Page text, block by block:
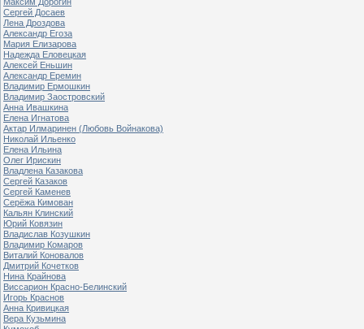
Сергей Досаев
Лена Дроздова
Александр Егоза
Мария Елизарова
Надежда Еловецкая
Алексей Еньшин
Александр Еремин
Владимир Ермошкин
Владимир Заостровский
Анна Ивашкина
Елена Игнатова
Актар Илмаринен (Любовь Войнакова)
Николай Ильенко
Елена Ильина
Олег Ирискин
Владлена Казакова
Сергей Казаков
Сергей Каменев
Серёжа Кимован
Кальян Клинский
Юрий Ковязин
Владислав Козушкин
Владимир Комаров
Виталий Коновалов
Дмитрий Кочетков
Нина Крайнова
Виссарион Красно-Белинский
Игорь Краснов
Анна Кривицкая
Вера Кузьмина